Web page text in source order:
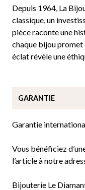
Depuis 1964, La
classique, un
pièce raconte une
chaque bijou promet
éclat révèle une
Garantie
Vous bénéficiez
l’article à notre
Bijouterie Le
GARANTIE